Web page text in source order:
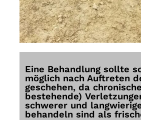
Eine Behandlung sollte
möglich nach Auftreten
geschehen, da
bestehende)
schwerer und
behandeln sind als